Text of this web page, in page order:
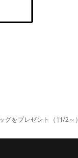
をプレゼント（11/2～）